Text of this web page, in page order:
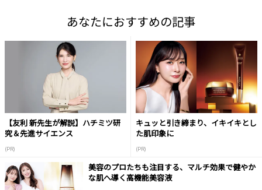
あなたにおすすめの記事
【友利 新先生が解説】ハチミツ研
究＆先進サイエンス
(PR)
キュッと引き締まり、イキイキとし
た肌印象に
(PR)
美容のプロたちも注目する、マルチ効果で健やか
な肌へ導く高機能美容液